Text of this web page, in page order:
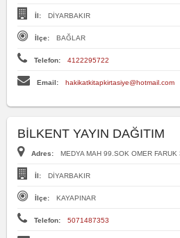
İl: DİYARBAKIR
İlçe: BAĞLAR
Telefon: 4122295722
Email: hakikatkitapkirtasiye@hotmail.com
BİLKENT YAYIN DAĞITIM
Adres: MEDYA MAH 99.SOK OMER
İl: DİYARBAKIR
İlçe: KAYAPINAR
Telefon: 5071487353